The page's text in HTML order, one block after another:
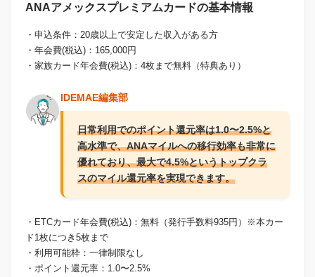
ANAアメックスプレミアムカードの基本情報
・申込条件：20歳以上で安定した収入がある方
・年会費(税込)：165,000円
・家族カード年会費(税込)：4枚まで無料（特典あり）
IDEMAE編集部
日常利用でのポイント還元率は1.0〜2.5%と
高水準で、ANAマイルへの移行効率も非常に
優れており、最大で4.5%というトップクラ
スのマイル還元率を実現できます。
・ETCカード年会費(税込)：無料（発行手数料935円）※本カー
ド1枚につき5枚まで
・利用可能枠：一律制限なし
・ポイント還元率：1.0〜2.5%